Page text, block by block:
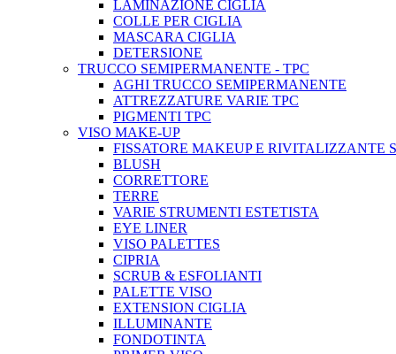
LAMINAZIONE CIGLIA
COLLE PER CIGLIA
MASCARA CIGLIA
DETERSIONE
TRUCCO SEMIPERMANENTE - TPC
AGHI TRUCCO SEMIPERMANENTE
ATTREZZATURE VARIE TPC
PIGMENTI TPC
VISO MAKE-UP
FISSATORE MAKEUP E RIVITALIZZANTE
BLUSH
CORRETTORE
TERRE
VARIE STRUMENTI ESTETISTA
EYE LINER
VISO PALETTES
CIPRIA
SCRUB & ESFOLIANTI
PALETTE VISO
EXTENSION CIGLIA
ILLUMINANTE
FONDOTINTA